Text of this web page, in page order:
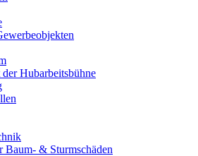
Hubarbeitsbühne
Baum- & Sturmschäden